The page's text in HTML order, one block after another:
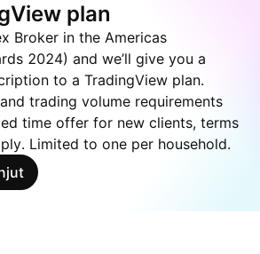
plan
Broker in the Americas
2024) and we’ll give you a
to a TradingView plan.
trading volume requirements
time offer for new clients, terms
Limited to one per household.